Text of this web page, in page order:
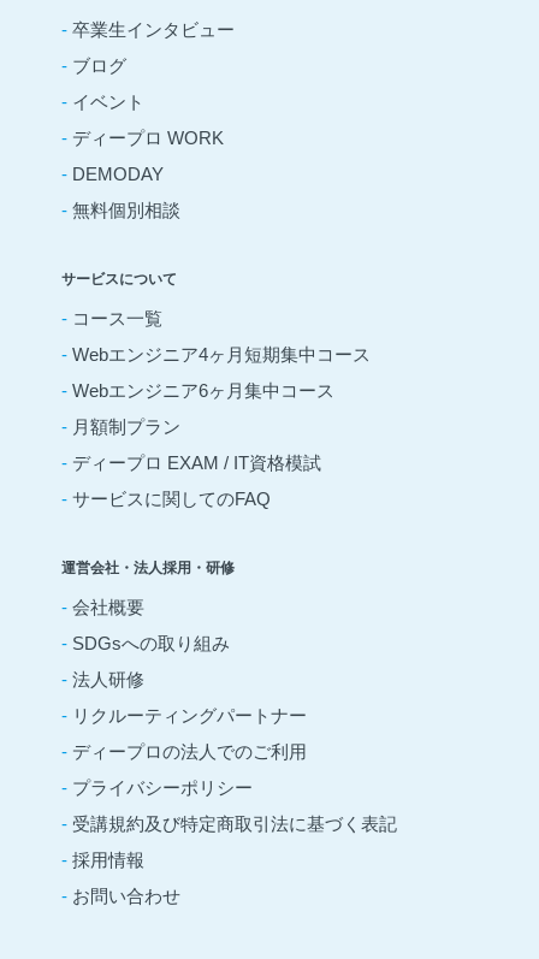
- 卒業生インタビュー
- ブログ
- イベント
- ディープロ WORK
- DEMODAY
- 無料個別相談
サービスについて
- コース一覧
- Webエンジニア4ヶ月短期集中コース
- Webエンジニア6ヶ月集中コース
- 月額制プラン
- ディープロ EXAM / IT資格模試
- サービスに関してのFAQ
運営会社・法人採用・研修
- 会社概要
- SDGsへの取り組み
- 法人研修
- リクルーティングパートナー
- ディープロの法人でのご利用
- プライバシーポリシー
- 受講規約及び特定商取引法に基づく表記
- 採用情報
- お問い合わせ